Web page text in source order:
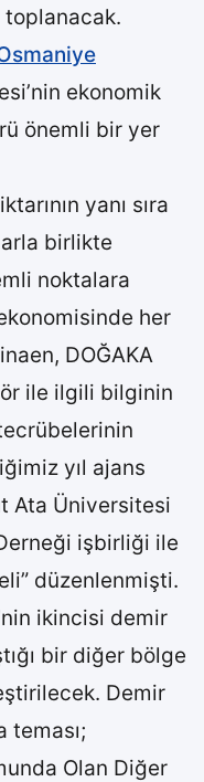
toplanacak.
ekonomik
önemli bir yer
yanı sıra
birlikte
noktalara
her
DOĞAKA
ile ilgili bilginin
yıl ajans
Ata Üniversitesi
işbirliği ile
düzenlenmişti.
ikincisi demir
bir diğer bölge
Demir
teması;
Olan Diğer